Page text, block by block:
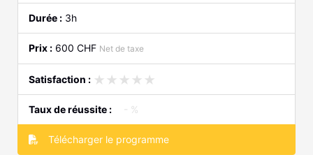
Durée : 3h
Prix : 600 CHF Net de taxe
Satisfaction : ★★★★★
★★★★★
Taux de réussite : - %
Télécharger le programme